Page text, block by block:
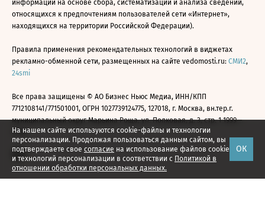
На нашем сайте используются cookie-файлы и технологии
персонализации. Продолжая пользоваться данным сайтом, вы
подтверждаете свое согласие на использование файлов cookie
и технологий персонализации в соответствии с Политикой в
отношении обработки персональных данных.
ОК
информации на основе сбора, систематизации и анализа сведений,
относящихся к предпочтениям пользователей сети «Интернет»,
находящихся на территории Российской Федерации).
Правила применения рекомендательных технологий в виджетах
рекламно-обменной сети, размещенных на сайте vedomosti.ru: СМИ2,
24smi
Все права защищены © АО Бизнес Ньюс Медиа, ИНН/КПП
7712108141/771501001, ОГРН 1027739124775, 127018, г. Москва, вн.тер.г.
муниципальный округ Марьина Роща, ул. Полковая, д. 3, стр. 1 1999—
2026